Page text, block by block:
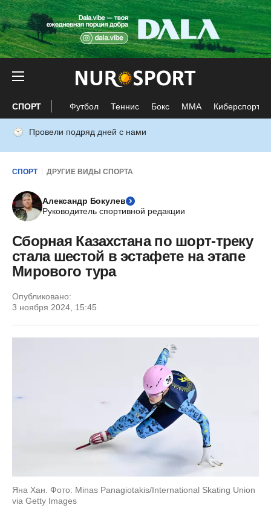
СПОРТ Футбол Теннис Бокс ММА Киберспорт
Провели подряд дней с нами
СПОРТ ДРУГИЕ ВИДЫ СПОРТА
Александр Бокулев
Руководитель спортивной редакции
Сборная Казахстана по шорт-треку
стала шестой в эстафете на этапе
Мирового тура
Опубликовано:
3 ноября 2024, 15:45
Яна Хан. Фото: Minas Panagiotakis/International Skating Union
via Getty Images